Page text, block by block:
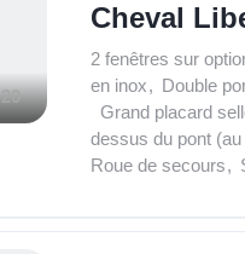
20
Cheval
2 fenêtres sur
en inox, Double
Grand placard
dessus du pont
Roue de secours,